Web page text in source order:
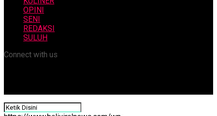
OPINI
SENI
REDAKSI
SULUH
Connect with us